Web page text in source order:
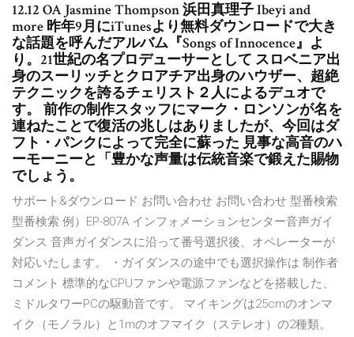
12.12 OA Jasmine Thompson 浜田真理子 Ibeyi and
more 昨年9月にiTunesより無料ダウンロードで大き
な話題を呼んだアルバム『Songs of Innocence』よ
り。21世紀の名プロデューサーとして スロベニア出
身のスーリッチとクロアチア出身のハウザー、超絶
テクニックを誇るチェリスト２人によるデュオで
す。 前作の制作スタッフにマーク・ロンソンが名を
連ねたことで復活の兆しはありましたが、今回はダ
フト・パンクによって完全に蘇った 見事な高音のハ
ーモーニーと「豊かな声量は伝統音楽で鍛えた賜物
でしょう。
サポート&ダウンロード お問い合わせ お問い合わせ 型番検索
型番検索 例）EP-807A インフォメーションセンター音声ガイ
ダンス 音声ガイダンスに沿って番号選択後、オペレーターが
対応いたします。 ・ガイダンスの途中でも選択操作は 制作者
コメント 標準的なCPUファンや電源ファンなどを搭載した、
ミドルタワーPCの駆動音です。 マイキングは25cmのオンマ
イク（モノラル）と1mのオフマイク（ステレオ）の2種類。